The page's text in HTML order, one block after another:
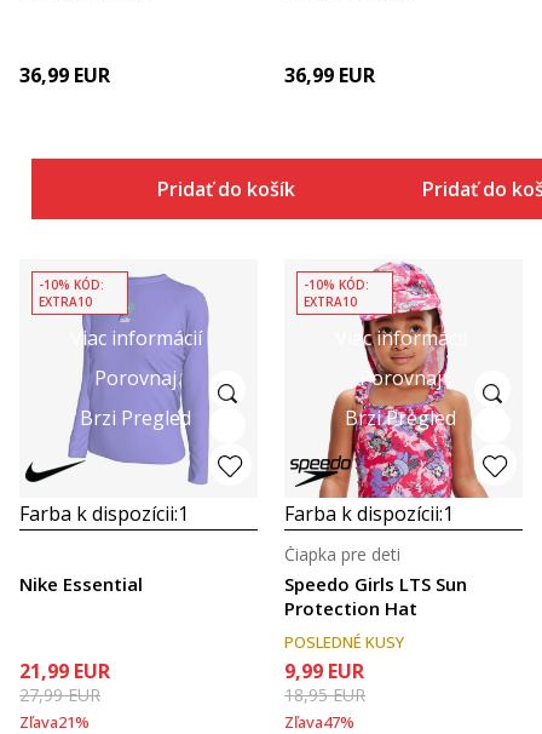
36,99 EUR
Pridať do košíka
36,99 EUR
Pridať do
Viac informácií
Porovnaj
Brzi Pregled
-10% KÓD:
EXTRA10
Farba k dispozícii:1
Nike Essential
21,99 EUR
27,99EUR
Zľava21%
Viac informácií
Porovnaj
Brzi Pregled
-10% KÓD:
EXTRA10
Farba k dispozícii:1
Speedo Girls LTS Sun
Protection Hat
Čiapka pre deti
POSLEDNÉ KUSY
9,99 EUR
18,95EUR
Zľava47%